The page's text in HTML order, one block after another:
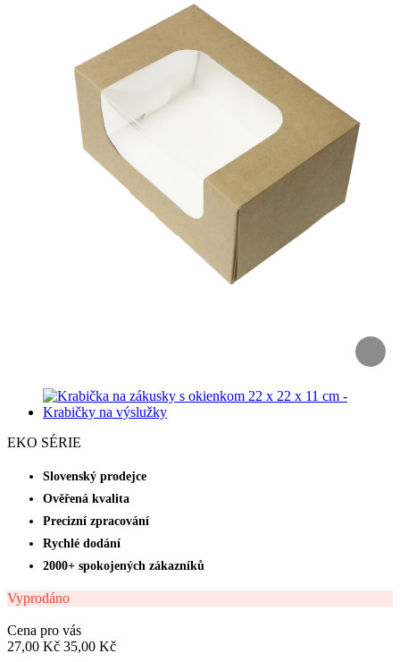
EKO SÉRIE
Slovenský prodejce
Ověřená kvalita
Precizní zpracování
Rychlé dodání
2000+ spokojených zákazníků
Vyprodáno
Cena pro vás
27,00 Kč 35,00 Kč